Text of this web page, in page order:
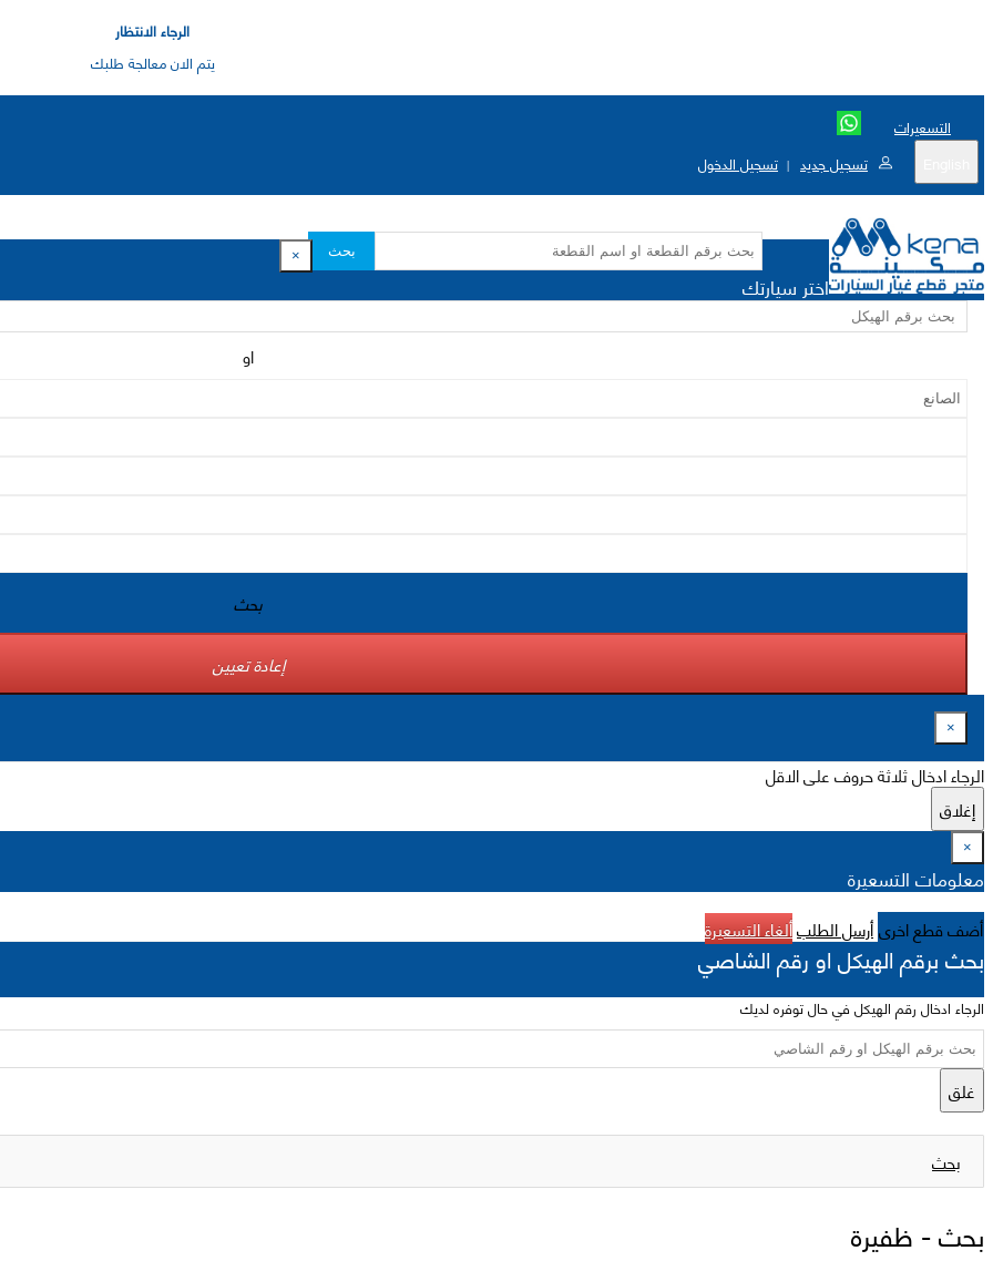
الرجاء الانتظار
يتم الان معالجة طلبك
التسعيرات
تسجيل جديد | تسجيل الدخول
بحث ×
اختر سيارتك
او
بحث
إعادة تعيين
×
الرجاء ادخال ثلاثة حروف على الاقل
إغلاق
×
معلومات التسعيرة
أضف قطع اخرىأرسل الطلبألغاء التسعيرة
بحث برقم الهيكل او رقم الشاصي
الرجاء ادخال رقم الهيكل في حال توفره لديك
غلق
بحث
بحث - ظفيرة